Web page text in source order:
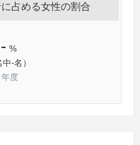
占める女性の割合
- %
中-名）
年度